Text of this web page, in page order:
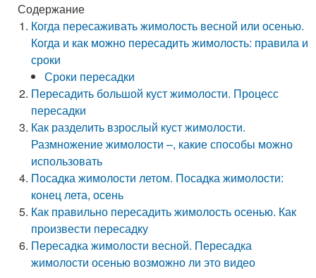
Содержание
Когда пересаживать жимолость весной или осенью.
Когда и как можно пересадить жимолость: правила и
сроки
Сроки пересадки
Пересадить большой куст жимолости. Процесс
пересадки
Как разделить взрослый куст жимолости.
Размножение жимолости –, какие способы можно
использовать
Посадка жимолости летом. Посадка жимолости:
конец лета, осень
Как правильно пересадить жимолость осенью. Как
произвести пересадку
Пересадка жимолости весной. Пересадка
жимолости осенью возможно ли это видео